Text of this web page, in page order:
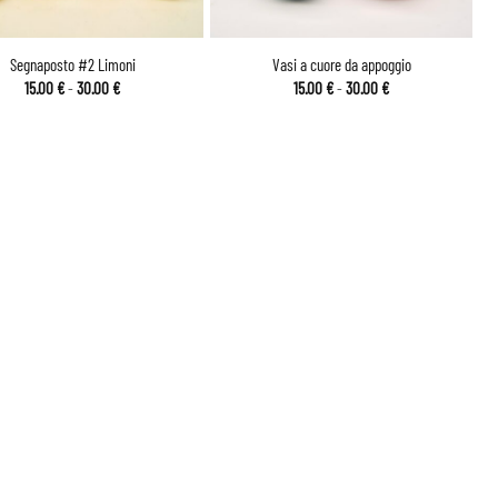
Segnaposto #2 Limoni
15.00€-30.00€Fascia
Vasi a cuore da appoggio
15.00€-30.00€Fascia